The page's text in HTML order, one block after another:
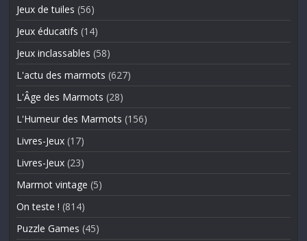
Jeux de tuiles (56)
Jeux éducatifs (14)
Jeux inclassables (58)
L'actu des marmots (627)
L'Âge des Marmots (28)
L'Humeur des Marmots (156)
Livres-Jeux (17)
Livres-Jeux (23)
Marmot vintage (5)
On teste ! (814)
Puzzle Games (45)